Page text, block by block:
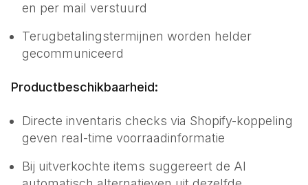
en per mail verstuurd
Terugbetalingstermijnen worden helder
gecommuniceerd
Productbeschikbaarheid:
Directe inventaris checks via Shopify-koppeling
geven real-time voorraadinformatie
Bij uitverkochte items suggereert de AI